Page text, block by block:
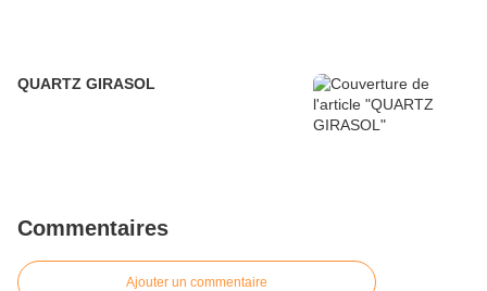
QUARTZ GIRASOL
Commentaires
Ajouter un commentaire